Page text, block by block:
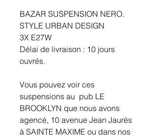
BAZAR SUSPENSION NERO.
STYLE URBAN DESIGN
3X E27W
Délai de livraison : 10 jours
ouvrés.
Vous pouvez voir ces
suspensions au pub LE
BROOKLYN que nous avons
agencé, 10 avenue Jean Jaurés
à SAINTE MAXIME ou dans nos